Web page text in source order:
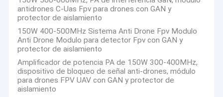
Visita a la fábrica
Control de Calidad
Contacto
Solicitar una cotización
antidrones C-Uas Fpv para drones con GAN y
protector de aislamiento
150W 400-500MHz Sistema Anti Drone Fpv Modulo
Anti Drone Modulo para detector Fpv con GAN y
protector de aislamiento
Amplificador de potencia PA de 150W 300-400MHz,
dispositivo de bloqueo de señal anti-drones, módulo
para drones FPV UAV con GAN y protector de
aislamiento
de teléfonos móviles,inhibidor de GPS, inhibidor de
wifi,vehicular inhibidor,detector de señal
inalámbrica , amplificadores de señal y rastreadores GPS para
todo el mundo.
¿Por qué elegirnos?
1. Buen equipo de I+D: nos hemos centrado en el sistema
inteligente de blindaje para prisiones, el sistema de inhibición de